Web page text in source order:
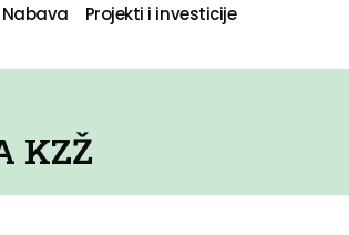
Nabava Projekti i investicije
KZŽ